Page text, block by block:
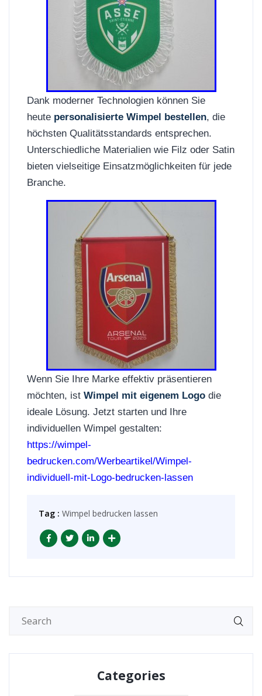
Dank moderner Technologien können Sie
heute personalisierte Wimpel bestellen, die
höchsten Qualitätsstandards entsprechen.
Unterschiedliche Materialien wie Filz oder Satin
bieten vielseitige Einsatzmöglichkeiten für jede
Branche.
Wenn Sie Ihre Marke effektiv präsentieren
möchten, ist Wimpel mit eigenem Logo die
ideale Lösung. Jetzt starten und Ihre
individuellen Wimpel gestalten:
https://wimpel-
bedrucken.com/Werbeartikel/Wimpel-
individuell-mit-Logo-bedrucken-lassen
Tag : Wimpel bedrucken lassen
Categories